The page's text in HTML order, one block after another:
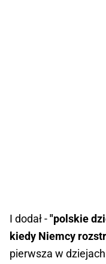
I dodał -"polskie
kiedy Niemcy
pierwsza w